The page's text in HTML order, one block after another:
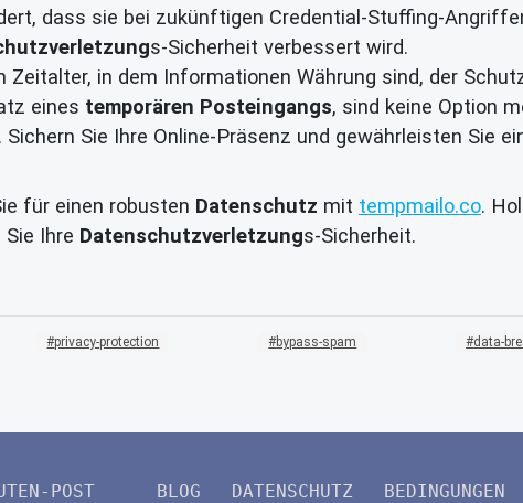
dass sie bei zukünftigen Credential-Stuffing-
s-Sicherheit verbessert wird.
in dem Informationen Währung sind, der
eines temporären Posteingangs, sind keine Option
Sie Ihre Online-Präsenz und gewährleisten Sie
für einen robusten Datenschutz mit tempmailo.co.
Ihre Datenschutzverletzungs-Sicherheit.
privacy-protection bypass-spam data-
POST BLOG DATENSCHUTZ BEDINGUNGEN